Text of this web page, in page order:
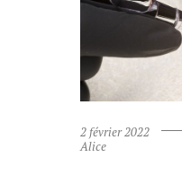
2 février 2022
Alice